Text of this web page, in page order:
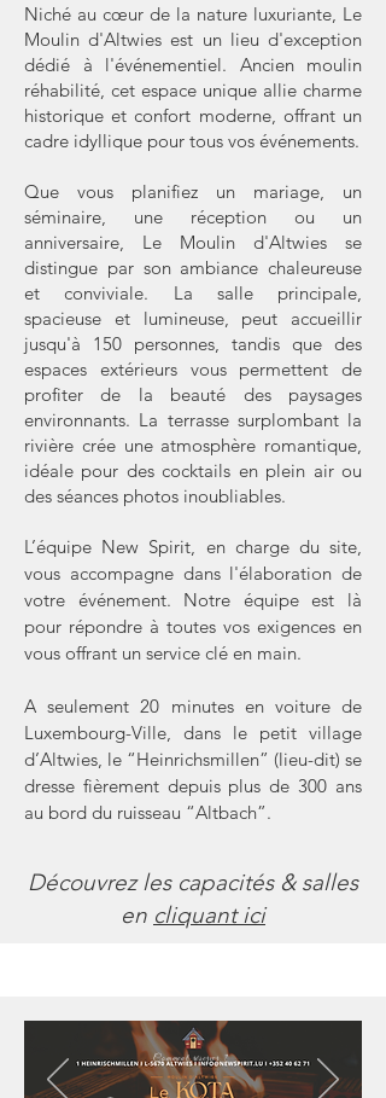
Niché au cœur de la nature luxuriante, Le
Moulin d'Altwies est un lieu d'exception
dédié à l'événementiel. Ancien moulin
réhabilité, cet espace unique allie charme
historique et confort moderne, offrant un
cadre idyllique pour tous vos événements.
Que vous planifiez un mariage, un
séminaire, une réception ou un
anniversaire, Le Moulin d'Altwies se
distingue par son ambiance chaleureuse
et conviviale. La salle principale,
spacieuse et lumineuse, peut accueillir
jusqu'à 150 personnes, tandis que des
espaces extérieurs vous permettent de
profiter de la beauté des paysages
environnants. La terrasse surplombant la
rivière crée une atmosphère romantique,
idéale pour des cocktails en plein air ou
des séances photos inoubliables.
​L’équipe New Spirit, en charge du site,
vous accompagne dans l'élaboration de
votre événement. Notre équipe est là
pour répondre à toutes vos exigences en
vous offrant un service clé en main.
A seulement 20 minutes en voiture de
Luxembourg-Ville, dans le petit village
d’Altwies, le “Heinrichsmillen” (lieu-dit) se
dresse fièrement depuis plus de 300 ans
au bord du ruisseau “Altbach”.
Découvrez les capacités & salles
en cliquant ici
Comment réserver ?